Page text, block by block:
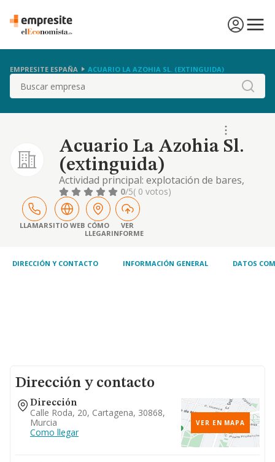
EMPRESITE ESPAÑA ACUARIO LA AZOHIA SL. (EXTINGUIDA)
Buscar
Acuario La Azohia Sl.
(extinguida)
Actividad principal: explotación de bares,
cafeterías y restaurantes. código cnae: 5610.
otras actividades: cnae: 5629 comidas para
llevar cnae: 4719 comercio no especializado
si alguna de las actividades elegidas fuera de
carácter profesional, la sociedad la ejercerá
0/5( 0 votos)
LLAMARSITIO WEB CÓMO
LLEGAR
VER
INFORME
DIRECCIÓN Y CONTACTO INFORMACIÓN GENERAL DATOS
Dirección y contacto
Dirección
Calle Roda, 20, Cartagena, 30868,
Murcia
Como llegar
VER EN MAPA